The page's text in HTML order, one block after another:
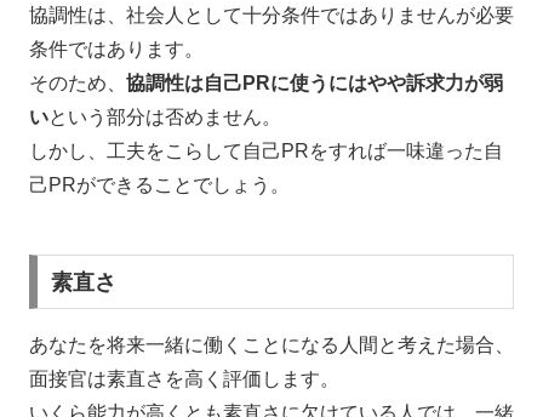
協調性は、社会人として十分条件ではありませんが必要
条件ではあります。
そのため、 協調性は自己PRに使うにはやや訴求力が弱
いという部分は否めません。
しかし、工夫をこらして自己PRをすれば一味違った自
己PRができることでしょう。
素直さ
あなたを将来一緒に働くことになる人間と考えた場合、
面接官は素直さを高く評価します。